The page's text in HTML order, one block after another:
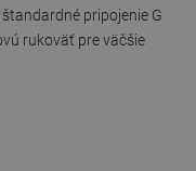
pripojenie G
rukoväť pre väčšie